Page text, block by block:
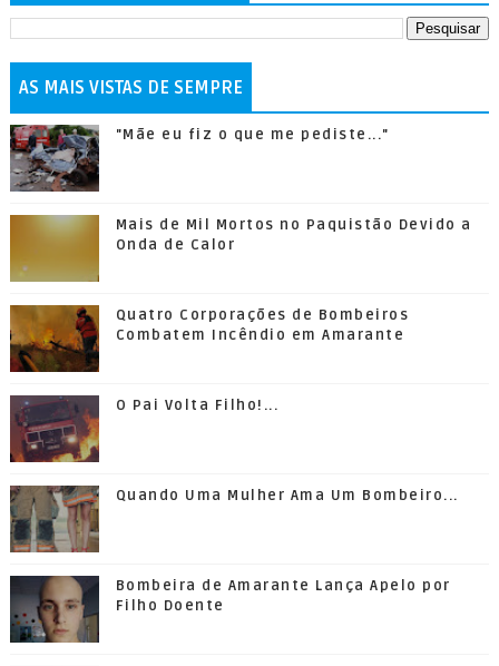
AS MAIS VISTAS DE SEMPRE
"Mãe eu fiz o que me pediste..."
Mais de Mil Mortos no Paquistão Devido a
Onda de Calor
Quatro Corporações de Bombeiros
Combatem Incêndio em Amarante
O Pai Volta Filho!...
Quando Uma Mulher Ama Um Bombeiro...
Bombeira de Amarante Lança Apelo por
Filho Doente